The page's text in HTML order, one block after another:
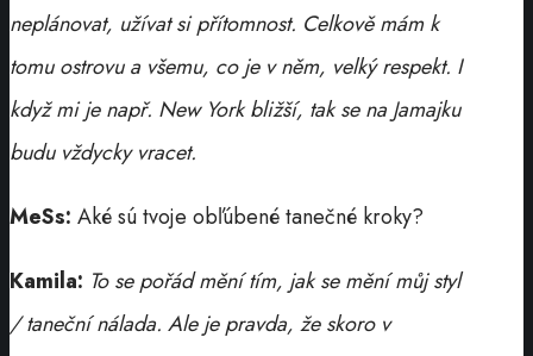
neplánovat, užívat si přítomnost. Celkově mám k
tomu ostrovu a všemu, co je v něm, velký respekt. I
když mi je např. New York bližší, tak se na Jamajku
budu vždycky vracet.
MeSs: Aké sú tvoje obľúbené tanečné kroky?
Kamila: To se pořád mění tím, jak se mění můj styl
/ taneční nálada. Ale je pravda, že skoro v